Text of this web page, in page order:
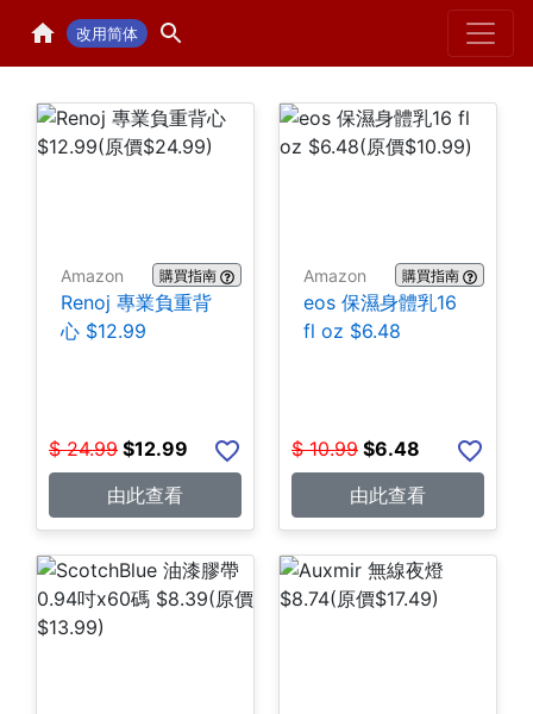
改用简体 Home
Amazon 購買指南
Renoj 專業負重背
心 $12.99
$ 24.99 $12.99
由此查看
Amazon 購買指南
eos 保濕身體乳16
fl oz $6.48
$ 10.99 $6.48
由此查看